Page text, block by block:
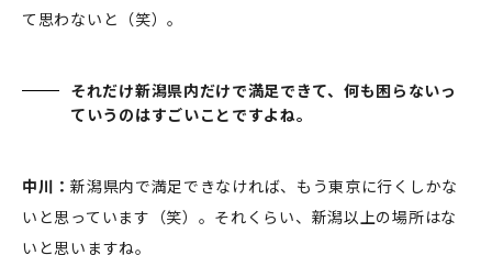
て思わないと（笑）。
それだけ新潟県内だけで満足できて、何も困らないっ
ていうのはすごいことですよね。
中川：新潟県内で満足できなければ、もう東京に行くしかな
いと思っています（笑）。それくらい、新潟以上の場所はな
いと思いますね。